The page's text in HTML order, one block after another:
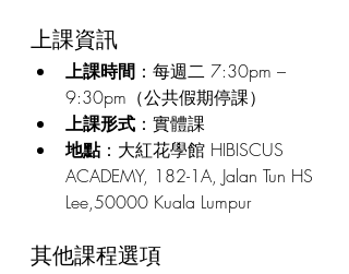
上課資訊
上課時間 ：每週二 7:30pm –
9:30pm（公共假期停課）
上課形式 ：實體課
地點：大紅花學館 HIBISCUS
ACADEMY, 182-1A, Jalan Tun HS
Lee,50000 Kuala Lumpur
其他課程選項